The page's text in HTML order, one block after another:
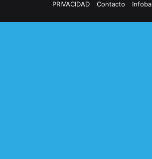
PRIVACIDAD
Contacto